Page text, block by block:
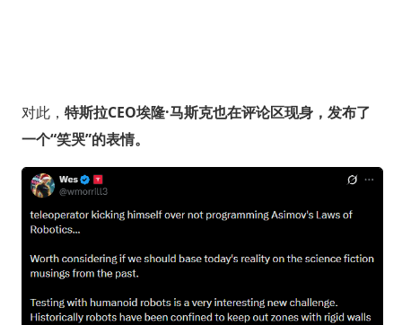
对此， 特斯拉CEO埃隆·马斯克也在评论区现身，发布了
一个“笑哭”的表情。